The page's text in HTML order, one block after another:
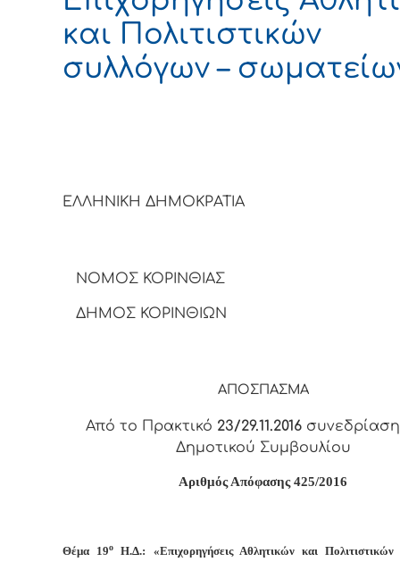
και Πολιτιστικών
συλλόγων –
ΕΛΛΗΝΙΚΗ ΔΗΜΟΚΡΑΤΙΑ
ΝΟΜΟΣ ΚΟΡΙΝΘΙΑΣ
ΔΗΜΟΣ ΚΟΡΙΝΘΙΩΝ
ΑΠΟΣΠΑΣΜΑ
Από το Πρακτικό 23/29.11.2016
Δημοτικού Συμβουλίου
Αριθμός Απόφασης 425/2016
Θέμα 19ο
Η.Δ.: «Επιχορηγήσεις Αθλητικών και